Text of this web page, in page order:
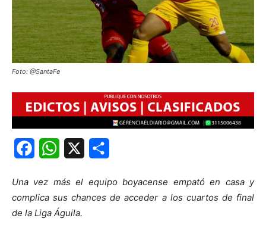
Foto: @SantaFe
FacebookWhatsApp
Una vez más el equipo boyacense empató en casa y
complica sus chances de acceder a los cuartos de final
de la Liga Águila.